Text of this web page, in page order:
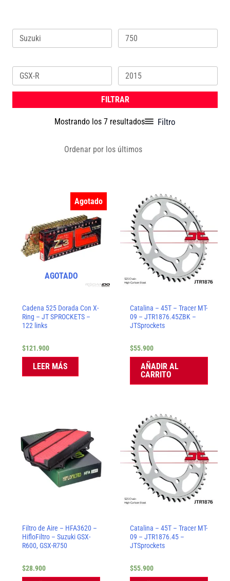
FILTRAR
Mostrando los 7 resultados Filtro
Agotado
AGOTADO
Cadena 525 Dorada Con X-
Ring – JT SPROCKETS –
122 links
$121.900
LEER MÁS
Catalina – 45T – Tracer MT-
09 – JTR1876.45ZBK –
JTSprockets
$55.900
AÑADIR AL
CARRITO
Filtro de Aire – HFA3620 –
HifloFiltro – Suzuki GSX-
R600, GSX-R750
$28.900
Catalina – 45T – Tracer MT-
09 – JTR1876.45 –
JTSprockets
$55.900